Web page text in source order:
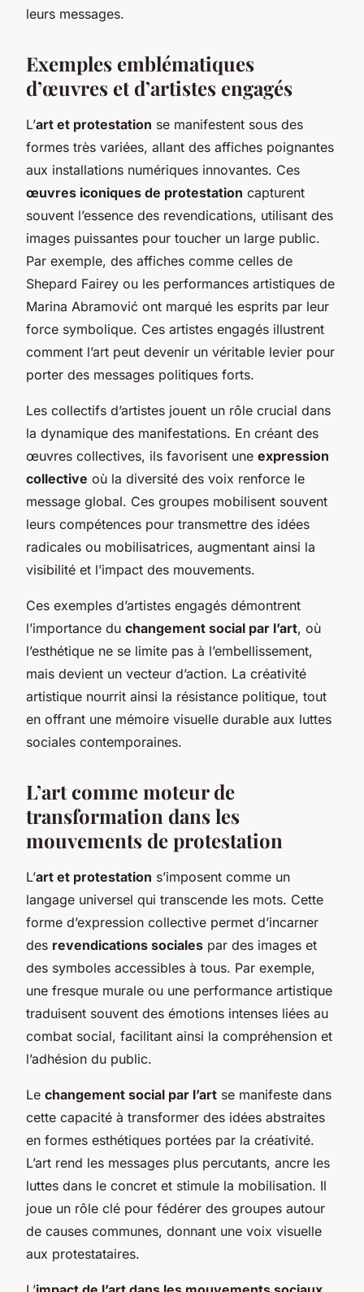
leurs messages.
Exemples emblématiques
d’œuvres et d’artistes engagés
L’art et protestation se manifestent sous des
formes très variées, allant des affiches poignantes
aux installations numériques innovantes. Ces
œuvres iconiques de protestation capturent
souvent l’essence des revendications, utilisant des
images puissantes pour toucher un large public.
Par exemple, des affiches comme celles de
Shepard Fairey ou les performances artistiques de
Marina Abramović ont marqué les esprits par leur
force symbolique. Ces artistes engagés illustrent
comment l’art peut devenir un véritable levier pour
porter des messages politiques forts.
Les collectifs d’artistes jouent un rôle crucial dans
la dynamique des manifestations. En créant des
œuvres collectives, ils favorisent une expression
collective où la diversité des voix renforce le
message global. Ces groupes mobilisent souvent
leurs compétences pour transmettre des idées
radicales ou mobilisatrices, augmentant ainsi la
visibilité et l’impact des mouvements.
Ces exemples d’artistes engagés démontrent
l’importance du changement social par l’art, où
l’esthétique ne se limite pas à l’embellissement,
mais devient un vecteur d’action. La créativité
artistique nourrit ainsi la résistance politique, tout
en offrant une mémoire visuelle durable aux luttes
sociales contemporaines.
L’art comme moteur de
transformation dans les
mouvements de protestation
L’art et protestation s’imposent comme un
langage universel qui transcende les mots. Cette
forme d’expression collective permet d’incarner
des revendications sociales par des images et
des symboles accessibles à tous. Par exemple,
une fresque murale ou une performance artistique
traduisent souvent des émotions intenses liées au
combat social, facilitant ainsi la compréhension et
l’adhésion du public.
Le changement social par l’art se manifeste dans
cette capacité à transformer des idées abstraites
en formes esthétiques portées par la créativité.
L’art rend les messages plus percutants, ancre les
luttes dans le concret et stimule la mobilisation. Il
joue un rôle clé pour fédérer des groupes autour
de causes communes, donnant une voix visuelle
aux protestataires.